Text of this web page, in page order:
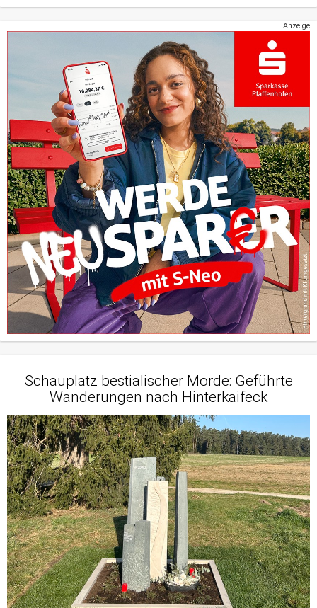
Anzeige
Schauplatz bestialischer Morde: Geführte
Wanderungen nach Hinterkaifeck